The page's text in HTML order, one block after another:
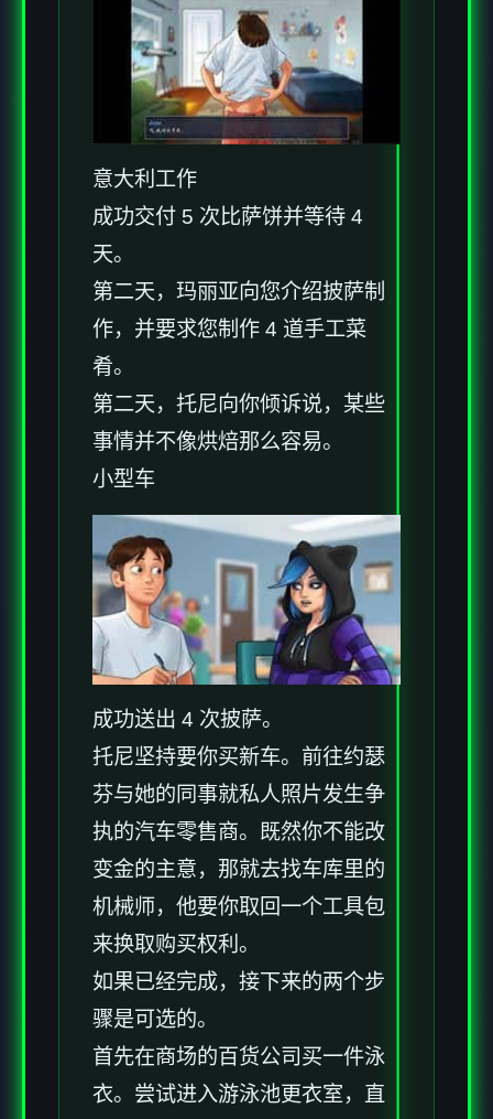
意大利工作
成功交付 5 次比萨饼并等待 4
天。
第二天，玛丽亚向您介绍披萨制
作，并要求您制作 4 道手工菜
肴。
第二天，托尼向你倾诉说，某些
事情并不像烘焙那么容易。
小型车
成功送出 4 次披萨。
托尼坚持要你买新车。前往约瑟
芬与她的同事就私人照片发生争
执的汽车零售商。既然你不能改
变金的主意，那就去找车库里的
机械师，他要你取回一个工具包
来换取购买权利。
如果已经完成，接下来的两个步
骤是可选的。
首先在商场的百货公司买一件泳
衣。尝试进入游泳池更衣室，直